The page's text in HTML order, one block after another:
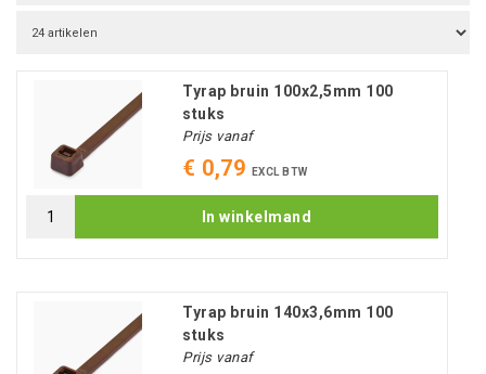
Tyrap bruin 100x2,5mm 100
stuks
Prijs vanaf
€ 0,79 EXCL BTW
In winkelmand
Tyrap bruin 140x3,6mm 100
stuks
Prijs vanaf